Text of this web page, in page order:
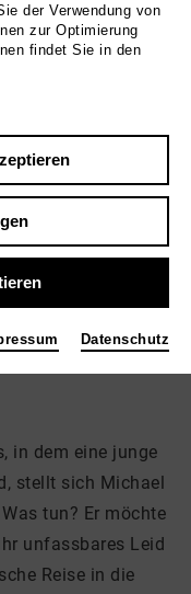
in dem eine junge
stellt sich Michael
tun? Er möchte
unfassbares Leid
Reise in die
der Verwendung von
zur Optimierung
findet Sie in den
Datenschutz